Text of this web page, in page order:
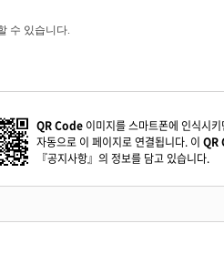
수 있습니다.
QR Code 이미지를 스마트폰에 인식시키
자동으로 이 페이지로 연결됩니다. 이 QR
『공지사항』의 정보를 담고 있습니다.